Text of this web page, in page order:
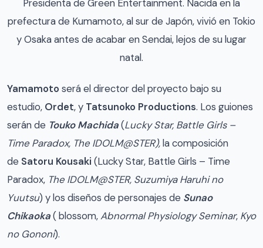
Presidenta de Green Entertainment. Nacida en la
prefectura de Kumamoto, al sur de Japón, vivió en Tokio
y Osaka antes de acabar en Sendai, lejos de su lugar
natal.
Yamamoto será el director del proyecto bajo su
estudio, Ordet, y Tatsunoko Productions. Los guiones
serán de Touko Machida(Lucky Star, Battle Girls –
Time Paradox, The IDOLM@STER),la composición
de Satoru Kousaki (Lucky Star, Battle Girls – Time
Paradox, The IDOLM@STER, Suzumiya Haruhi no
Yuutsu) y los diseños de personajes de Sunao
Chikaoka( blossom,Abnormal Physiology Seminar, Kyo
no Gononi).